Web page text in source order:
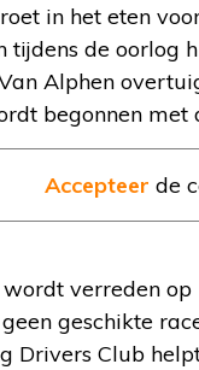
in het eten
tijdens de
Alphen
begonnen
Accepteer de
verreden
geschikte
Drivers Club